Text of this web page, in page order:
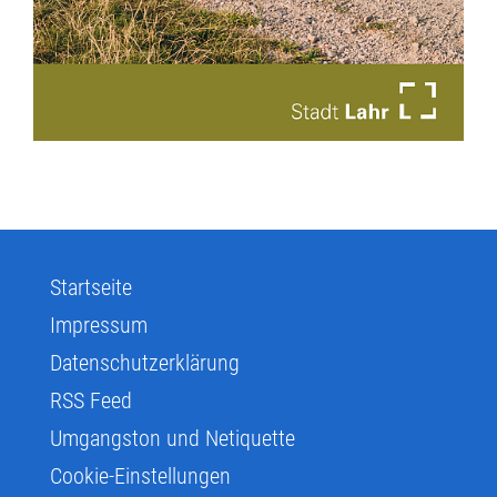
Startseite
Impressum
Datenschutzerklärung
RSS Feed
Umgangston und Netiquette
Cookie-Einstellungen